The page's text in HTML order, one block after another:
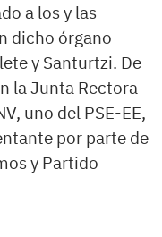
a los y las
dicho órgano
y Santurtzi. De
la Junta Rectora
uno del PSE-EE,
por parte de
y Partido